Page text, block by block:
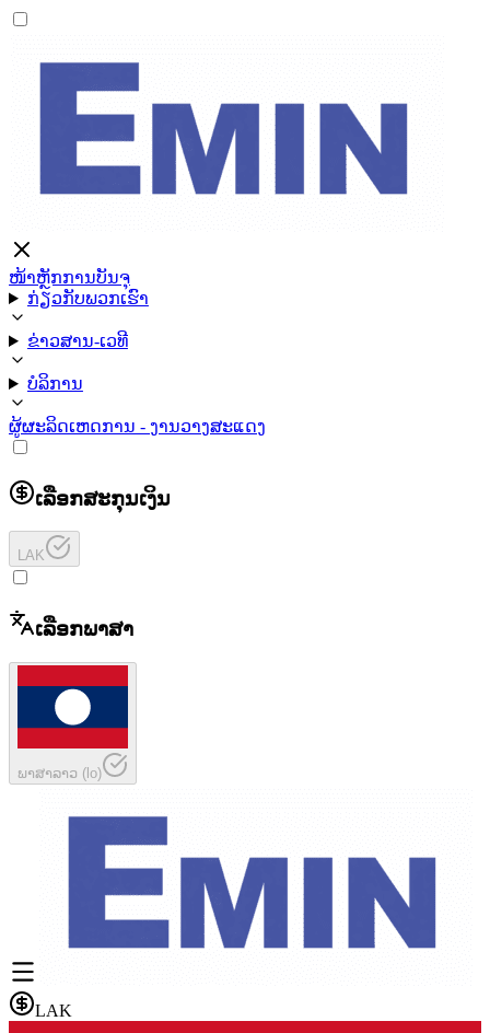
ໜ້າຫຼັກການບັນຈຸ
ກ່ຽວກັບພວກເຮົາ
ຂ່າວສານ-ເວທີ
ບໍລິການ
ຜູ້ຜະລິດເຫດການ - ງານວາງສະແດງ
ເລືອກສະກຸນເງິນ
LAK
ເລືອກພາສາ
ພາສາລາວ (lo)
LAK